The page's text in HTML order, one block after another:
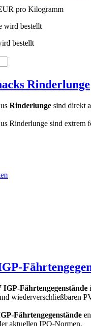
pro Kilogramm
bestellt
Rinderlunge
Rinderlunge sind direkt
Rinderlunge sind extrem
IGP-Fährtengegenstände
wiederverschließbaren
Fährtengegenstände
aktuellen IPO-Normen.